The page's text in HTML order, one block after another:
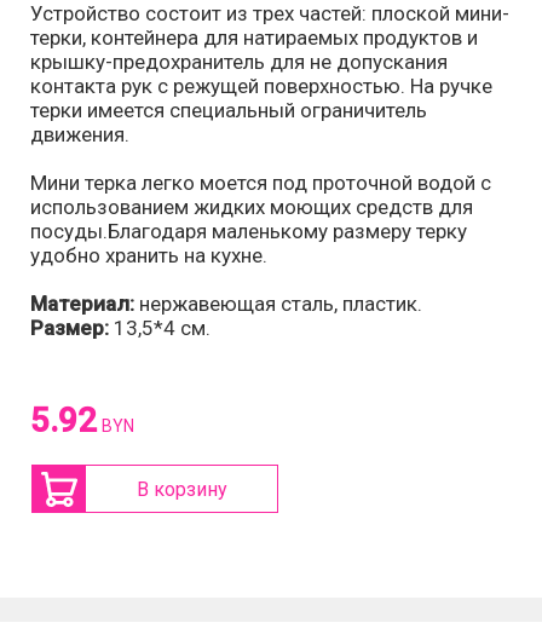
Устройство состоит из трех частей: плоской мини-
терки, контейнера для натираемых продуктов и
крышку-предохранитель для не допускания
контакта рук с режущей поверхностью. На ручке
терки имеется специальный ограничитель
движения.
Мини терка легко моется под проточной водой с
использованием жидких моющих средств для
посуды.Благодаря маленькому размеру терку
удобно хранить на кухне.
Материал: нержавеющая сталь, пластик.
Размер: 13,5*4 см.
5.92 BYN
В корзину